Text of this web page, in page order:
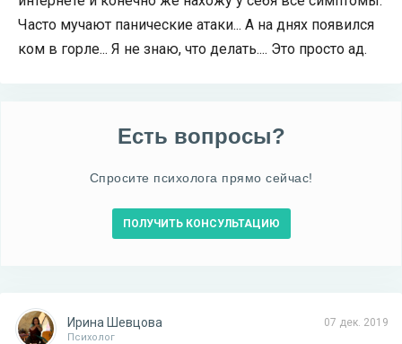
Часто мучают панические атаки... А на днях появился
ком в горле... Я не знаю, что делать.... Это просто ад.
Есть вопросы?
Спросите психолога прямо сейчас!
ПОЛУЧИТЬ КОНСУЛЬТАЦИЮ
07 дек. 2019
Ирина Шевцова
Психолог